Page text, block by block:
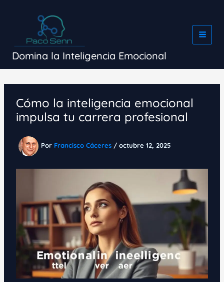
Domina la Inteligencia Emocional
Cómo la inteligencia emocional
impulsa tu carrera profesional
Por Francisco Cáceres / octubre 12, 2025